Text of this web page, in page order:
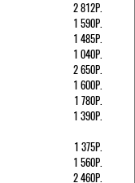
2 812Р.
1 590Р.
1 485Р.
1 040Р.
2 650Р.
1 600Р.
1 780Р.
1 390Р.
1 375Р.
1 560Р.
2 460Р.